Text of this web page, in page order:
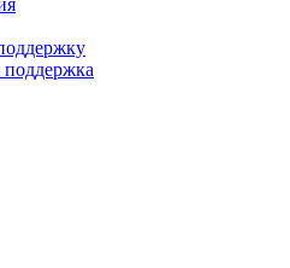
поддержка